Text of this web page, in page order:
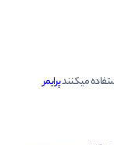
میکنندپرایمر